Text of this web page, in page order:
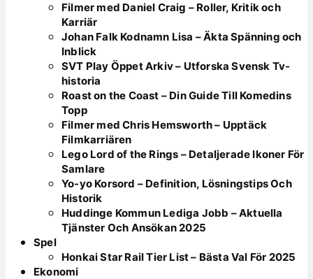
Filmer med Daniel Craig – Roller, Kritik och
Karriär
Johan Falk Kodnamn Lisa – Äkta Spänning och
Inblick
SVT Play Öppet Arkiv – Utforska Svensk Tv-
historia
Roast on the Coast – Din Guide Till Komedins
Topp
Filmer med Chris Hemsworth – Upptäck
Filmkarriären
Lego Lord of the Rings – Detaljerade Ikoner För
Samlare
Yo-yo Korsord – Definition, Lösningstips Och
Historik
Huddinge Kommun Lediga Jobb – Aktuella
Tjänster Och Ansökan 2025
Spel
Honkai Star Rail Tier List – Bästa Val För 2025
Ekonomi